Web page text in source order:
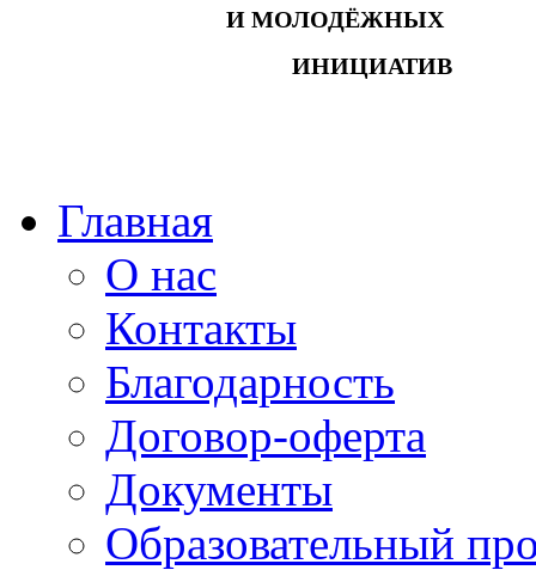
И МОЛОДЁЖНЫХ
ИНИЦИАТИВ
Главная
О нас
Контакты
Благодарность
Договор-оферта
Документы
Образовательный